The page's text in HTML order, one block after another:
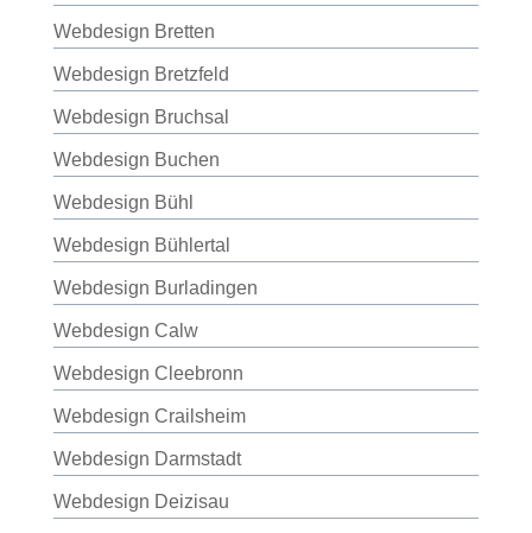
Webdesign Bretten
Webdesign Bretzfeld
Webdesign Bruchsal
Webdesign Buchen
Webdesign Bühl
Webdesign Bühlertal
Webdesign Burladingen
Webdesign Calw
Webdesign Cleebronn
Webdesign Crailsheim
Webdesign Darmstadt
Webdesign Deizisau